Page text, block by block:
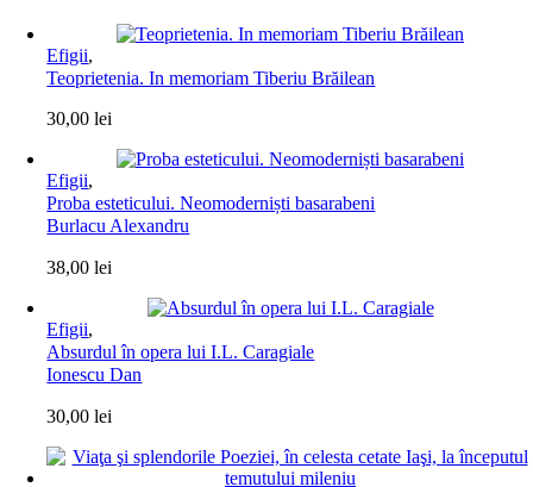
Efigii,
Teoprietenia. In memoriam Tiberiu Brăilean
30,00lei
Efigii,
Proba esteticului. Neomoderniști basarabeni
Burlacu Alexandru
38,00lei
Efigii,
Absurdul în opera lui I.L. Caragiale
Ionescu Dan
30,00lei